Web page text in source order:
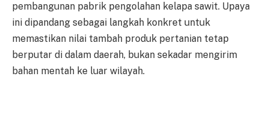
pembangunan pabrik pengolahan kelapa sawit. Upaya
ini dipandang sebagai langkah konkret untuk
memastikan nilai tambah produk pertanian tetap
berputar di dalam daerah, bukan sekadar mengirim
bahan mentah ke luar wilayah.